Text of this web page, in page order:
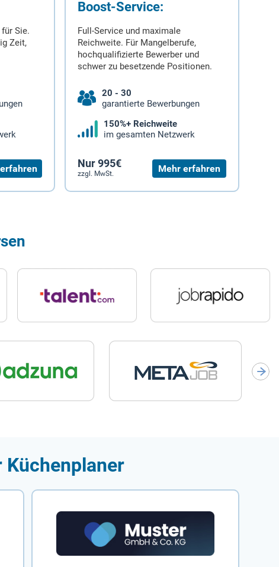
Sie.
Zeit,
Boost-Service:
Full-Service und maximale
Reichweite. Für Mangelberufe,
hochqualifizierte Bewerber und
schwer zu besetzende Positionen.
20 - 30
garantierte Bewerbungen
150%+ Reichweite
im gesamten Netzwerk
Nur 995€
zzgl. MwSt. Mehr erfahren
Küchenplaner